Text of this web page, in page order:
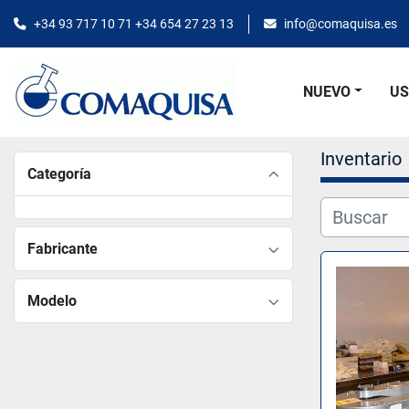
+34 93 717 10 71 +34 654 27 23 13 info@comaquisa.es
NUEVO
Categoría
Fabricante
Modelo
Inventario